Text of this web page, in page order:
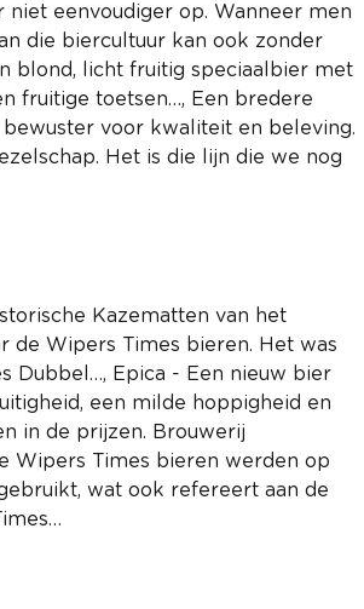
eenvoudiger op. Wanneer men
die biercultuur kan ook zonder
blond, licht fruitig speciaalbier met
fruitige toetsen…, Een bredere
voor kwaliteit en beleving.
Het is die lijn die we nog
Kazematten van het
de Wipers Times bieren. Het was
Dubbel…, Epica - Een nieuw bier
een milde hoppigheid en
in de prijzen. Brouwerij
Wipers Times bieren werden op
wat ook refereert aan de